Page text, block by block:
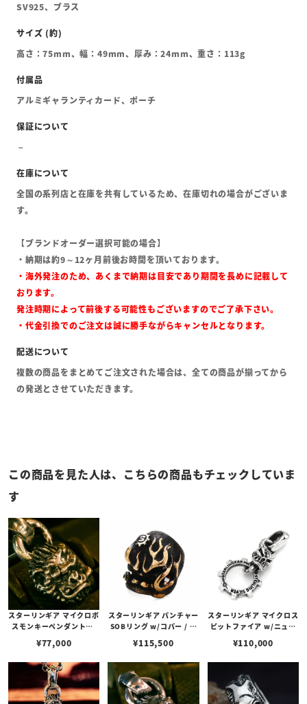
SV925、ブラス
高さ：75mm、幅：49mm、厚み：24mm、重さ：113g
アルミギャランティカード、ポーチ
全国の系列店と在庫を共有しているため、在庫切れの場合がございま
す。
【ブランドオーダー選択可能の場合】
・納期は約9～12ヶ月前後お時間を頂いております。
・海外発注のため、あくまで納期は目安であり期間を長めに記載して
おります。
発注時期によって前後する可能性もございますのでご了承下さい。
・代金引換でのご注文は誠に勝手ながらキャンセルとなります。
複数の商品をまとめてご注文された場合は、全ての商品が揃ってから
の発送とさせていただきます。
この商品を見た人は、こちらの商品もチェックしていま
す
スターリンギア マイクロボ
スモンキーペンダントw/
¥77,000
スターリンギア パンチャー
SOBリング w/コパー / フ
ンドテクスチャー
¥115,500
スターリンギア マイクロス
ピットファイア w/ニュー
¥110,000